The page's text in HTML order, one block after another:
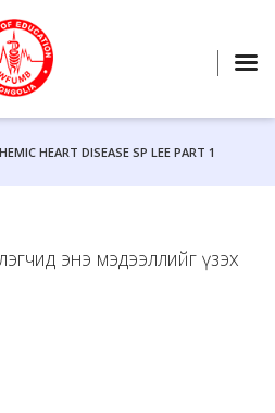
HEART DISEASE SP LEE PART 1
энэ мэдээллийг үзэх